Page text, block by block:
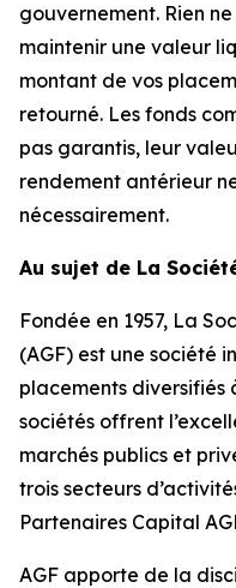
gouvernement. Rien
maintenir une valeur
montant de vos
retourné. Les fonds
pas garantis, leur
rendement antérieur
nécessairement.
Au sujet de La
Fondée en 1957, La
(AGF) est une société
placements diversifiés
sociétés offrent
marchés publics et
trois secteurs
Partenaires Capital
AGF apporte de la